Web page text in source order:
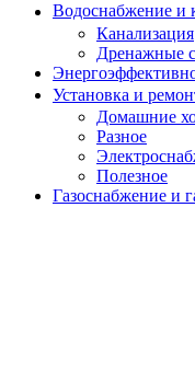
Водоснабжение и
Канализация
Дренажные
Установка и
Домашние
Разное
Полезное
Газоснабжение и